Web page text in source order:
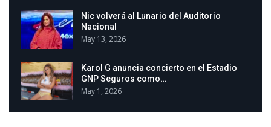
Nic volverá al Lunario del Auditorio
Nacional
May 13, 2026
Karol G anuncia concierto en el Estadio
GNP Seguros como…
May 1, 2026